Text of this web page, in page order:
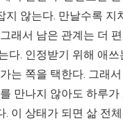
지 않는다. 만날수록
래서 남은 관계는 더
다. 인정받기 위해 애
는 쪽을 택한다. 그래
만나지 않아도 하루
. 이 상태가 되면 삶 전